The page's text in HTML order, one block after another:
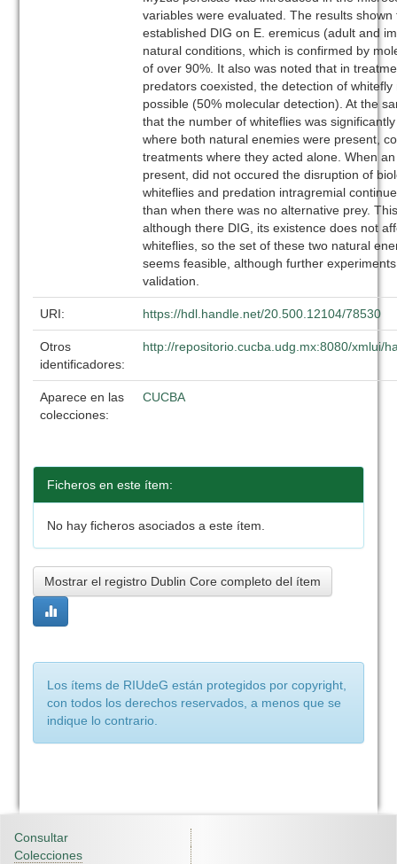
variables were evaluated. The results
established DIG on E. eremicus (adult and
natural conditions, which is confirmed by
of over 90%. It also was noted that in
predators coexisted, the detection of
possible (50% molecular detection). At the
that the number of whiteflies was
where both natural enemies were present,
treatments where they acted alone. When
present, did not occured the disruption of
whiteflies and predation intragremial
than when there was no alternative prey.
although there DIG, its existence does not
whiteflies, so the set of these two natural
seems feasible, although further
validation.
URI: https://hdl.handle.net/20.500.12104/78530
Otros
identificadores:
http://repositorio.cucba.udg.mx:8080/xmlui/
Aparece en las
colecciones:
CUCBA
Ficheros en este ítem:
No hay ficheros asociados a este ítem.
Mostrar el registro Dublin Core completo del ítem
Los ítems de RIUdeG están protegidos por copyright,
con todos los derechos reservados, a menos que se
indique lo contrario.
Consultar
Colecciones